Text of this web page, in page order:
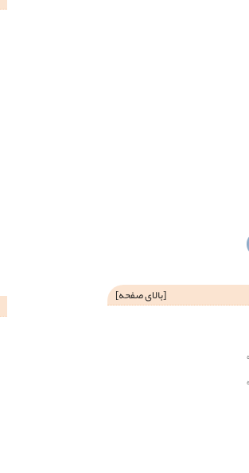
[بالای صفحه]